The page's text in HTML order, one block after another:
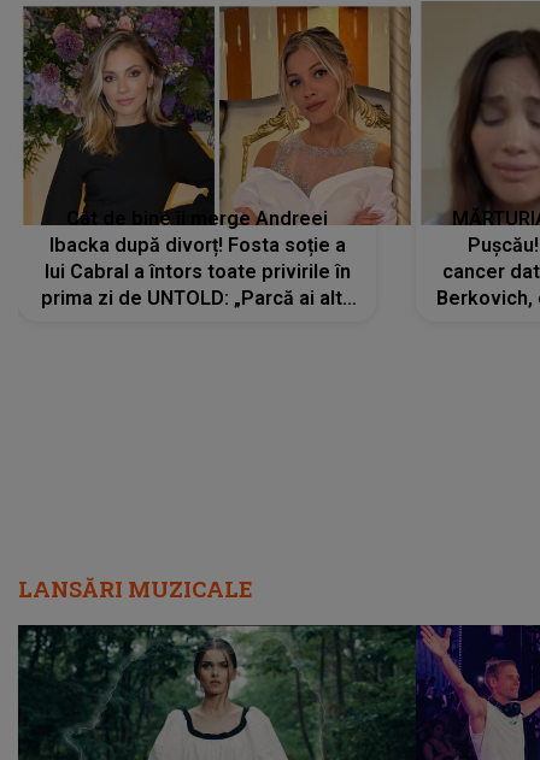
Cât de bine îi merge Andreei
Ibacka după divorț! Fosta soție a
lui Cabral a întors toate privirile în
prima zi de UNTOLD: „Parcă ai altă
cancer
LANSĂRI MUZICALE